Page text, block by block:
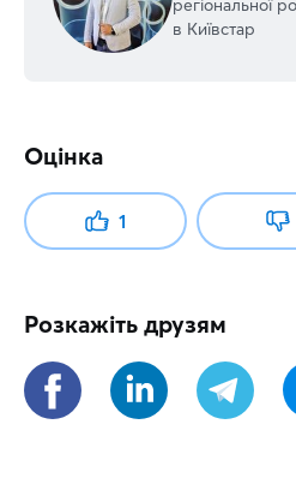
регіональної
в Київстар
Оцінка
1
Розкажіть друзям